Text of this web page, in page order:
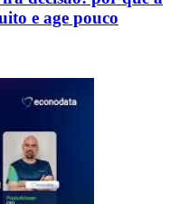
e age pouco